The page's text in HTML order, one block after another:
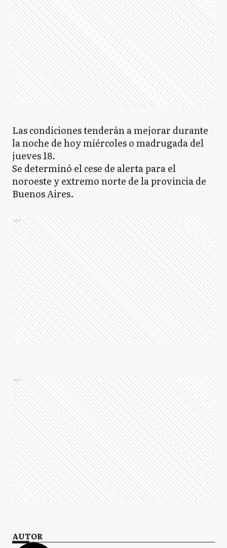
Las condiciones tenderán a mejorar durante
la noche de hoy miércoles o madrugada del
jueves 18.
Se determinó el cese de alerta para el
noroeste y extremo norte de la provincia de
Buenos Aires.
Ads
Ads
AUTOR